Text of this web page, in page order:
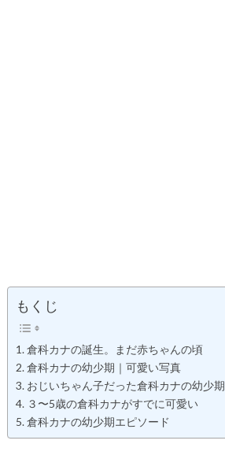
もくじ
倉科カナの誕生。まだ赤ちゃんの頃
倉科カナの幼少期｜可愛い写真
おじいちゃん子だった倉科カナの幼少期
３〜5歳の倉科カナがすでに可愛い
倉科カナの幼少期エピソード